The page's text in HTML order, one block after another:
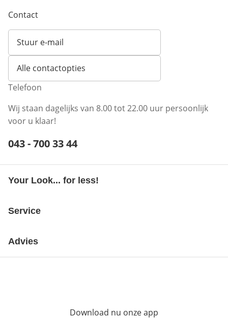
Contact
Stuur e-mail
Opent e-mailclient
Alle contactopties
Telefoon
Wij staan dagelijks van 8.00 tot 22.00 uur persoonlijk
voor u klaar!
Telefoonnummer:
043 - 700 33 44
Your Look... for less!
Service
Advies
Download nu onze app